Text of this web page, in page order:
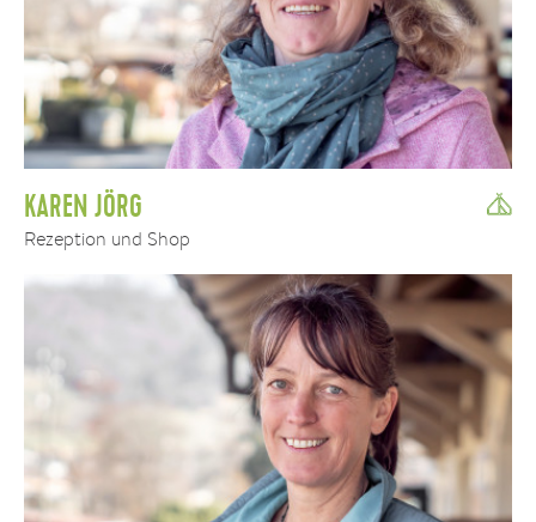
KAREN JÖRG
Rezeption und Shop